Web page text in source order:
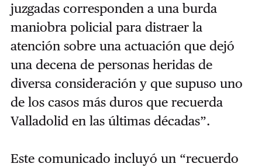
juzgadas corresponden a una burda
maniobra policial para distraer la
atención sobre una actuación que dejó
una decena de personas heridas de
diversa consideración y que supuso uno
de los casos más duros que recuerda
Valladolid en las últimas décadas”.
Este comunicado incluyó un “recuerdo